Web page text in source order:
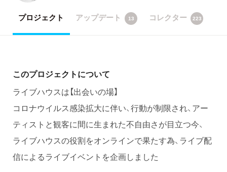
プロジェクト アップデート 13 コレクター 223
このプロジェクトについて
ライブハウスは【出会いの場】
コロナウイルス感染拡大に伴い、行動が制限され、アー
ティストと観客に間に生まれた不自由さが目立つ今、
ライブハウスの役割をオンラインで果たす為、ライブ配
信によるライブイベントを企画しました